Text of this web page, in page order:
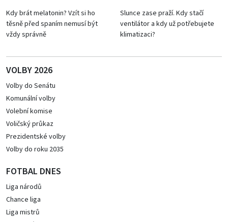
Kdy brát melatonin? Vzít si ho
těsně před spaním nemusí být
vždy správně
Slunce zase praží. Kdy stačí
ventilátor a kdy už potřebujete
klimatizaci?
VOLBY 2026
Volby do Senátu
Komunální volby
Volební komise
Voličský průkaz
Prezidentské volby
Volby do roku 2035
FOTBAL DNES
Liga národů
Chance liga
Liga mistrů